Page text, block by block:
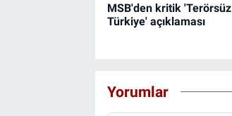
MSB'den kritik 'Terörsüz
Türkiye' açıklaması
Yorumlar